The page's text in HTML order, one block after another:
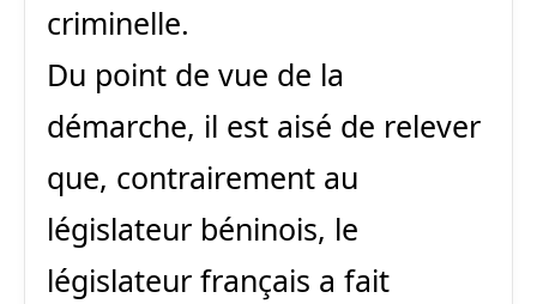
criminelle.
Du point de vue de la
démarche, il est aisé de relever
que, contrairement au
législateur béninois, le
législateur français a fait